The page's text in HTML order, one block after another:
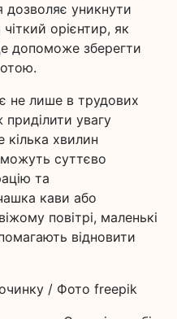
дозволяє уникнути
орієнтир, як
допоможе зберегти
не лише в трудових
увагу
хвилин
суттєво
та
кави або
повітрі, маленькі
відновити
/ Фото freepik